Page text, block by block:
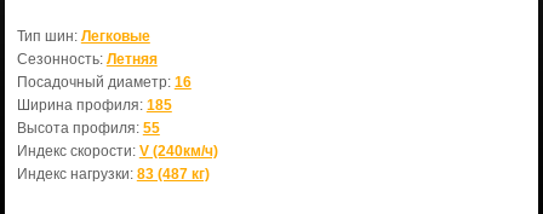
Тип шин: Легковые
Сезонность: Летняя
Посадочный диаметр: 16
Ширина профиля: 185
Высота профиля: 55
Индекс скорости: V (240км/ч)
Индекс нагрузки: 83 (487 кг)